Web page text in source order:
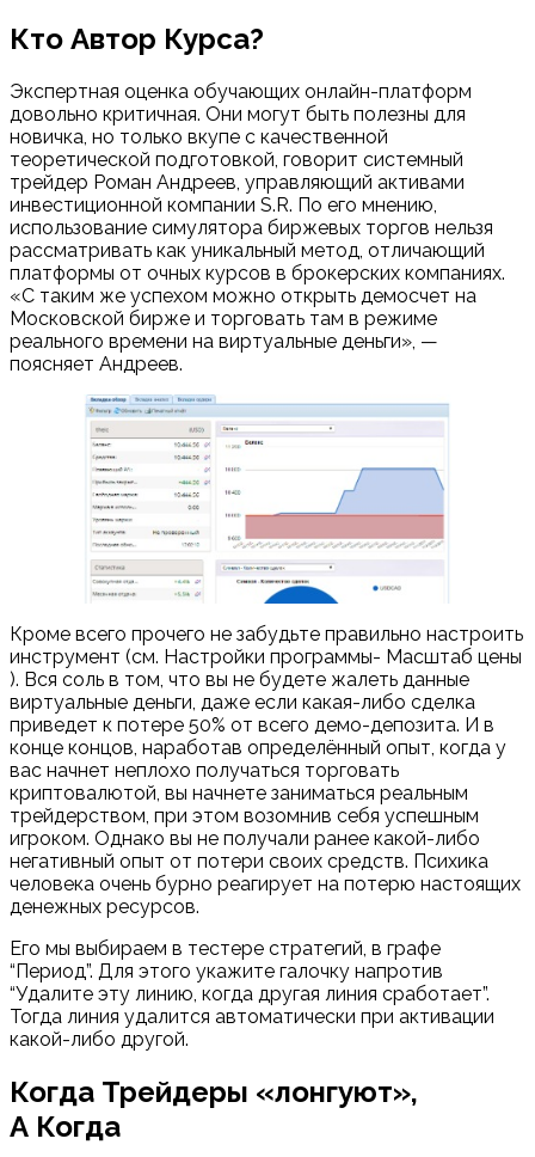
Кто Автор Курса?
Экспертная оценка обучающих онлайн-платформ
довольно критичная. Они могут быть полезны для
новичка, но только вкупе с качественной
теоретической подготовкой, говорит системный
трейдер Роман Андреев, управляющий активами
инвестиционной компании S.R. По его мнению,
использование симулятора биржевых торгов нельзя
рассматривать как уникальный метод, отличающий
платформы от очных курсов в брокерских компаниях.
«С таким же успехом можно открыть демосчет на
Московской бирже и торговать там в режиме
реального времени на виртуальные деньги», —
поясняет Андреев.
Кроме всего прочего не забудьте правильно настроить
инструмент (см. Настройки программы- Масштаб цены
). Вся соль в том, что вы не будете жалеть данные
виртуальные деньги, даже если какая-либо сделка
приведет к потере 50% от всего демо-депозита. И в
конце концов, наработав определённый опыт, когда у
вас начнет неплохо получаться торговать
криптовалютой, вы начнете заниматься реальным
трейдерством, при этом возомнив себя успешным
игроком. Однако вы не получали ранее какой-либо
негативный опыт от потери своих средств. Психика
человека очень бурно реагирует на потерю настоящих
денежных ресурсов.
Его мы выбираем в тестере стратегий, в графе
“Период”. Для этого укажите галочку напротив
“Удалите эту линию, когда другая линия сработает”.
Тогда линия удалится автоматически при активации
какой-либо другой.
Когда Трейдеры «лонгуют»,
А Когда